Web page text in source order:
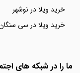
خرید ویلا در نوشهر
خرید ویلا در سی
ما را در شبکه های